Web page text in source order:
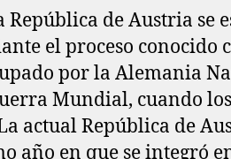
de Austria se
el proceso conocido
por la Alemania
Mundial, cuando
actual República de
año en que se integró